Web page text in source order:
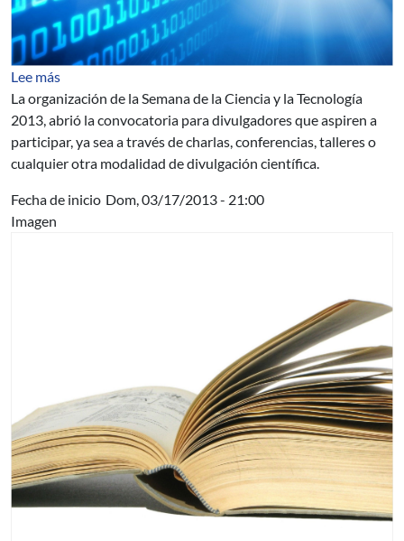
Lee mássobre Se prepara la Semana de la Ciencia y la Tecnología
La organización de la Semana de la Ciencia y la Tecnología
2013, abrió la convocatoria para divulgadores que aspiren a
participar, ya sea a través de charlas, conferencias, talleres o
cualquier otra modalidad de divulgación científica.
Fecha de inicio Dom, 03/17/2013 - 21:00
Imagen